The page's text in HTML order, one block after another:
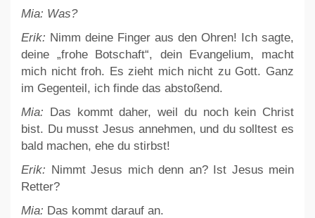
Mia: Was?
Erik: Nimm deine Finger aus den Ohren! Ich sagte,
deine „frohe Botschaft“, dein Evangelium, macht
mich nicht froh. Es zieht mich nicht zu Gott. Ganz
im Gegenteil, ich finde das abstoßend.
Mia: Das kommt daher, weil du noch kein Christ
bist. Du musst Jesus annehmen, und du solltest es
bald machen, ehe du stirbst!
Erik: Nimmt Jesus mich denn an? Ist Jesus mein
Retter?
Mia: Das kommt darauf an.